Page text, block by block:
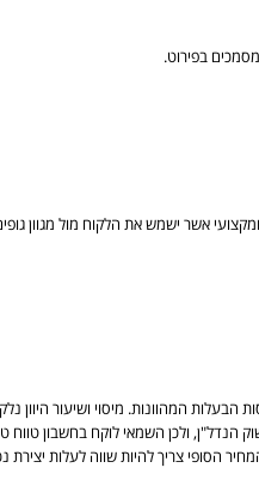
בפירוט.
אשר ישמש את הלקוח מול מגוון
המהוונות. מיסוי ושיעור היוון
ולכן השמאי לוקח בחשבון טווח
הסופי צריך להיות שווה לעלות